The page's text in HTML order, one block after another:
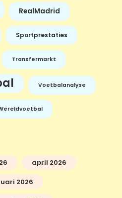
RealMadrid
Sportprestaties
Transfermarkt
Voetbalanalyse
april 2026
2026